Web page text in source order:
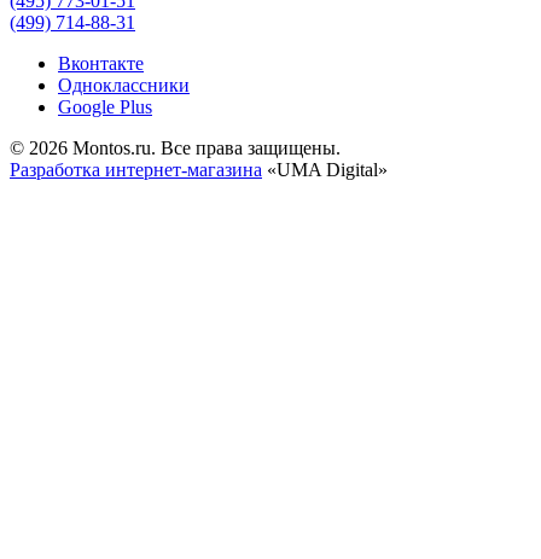
(499) 714-88-31
Вконтакте
Одноклассники
Google Plus
© 2026 Montos.ru. Все права защищены.
Разработка интернет-магазина «UMA Digital»